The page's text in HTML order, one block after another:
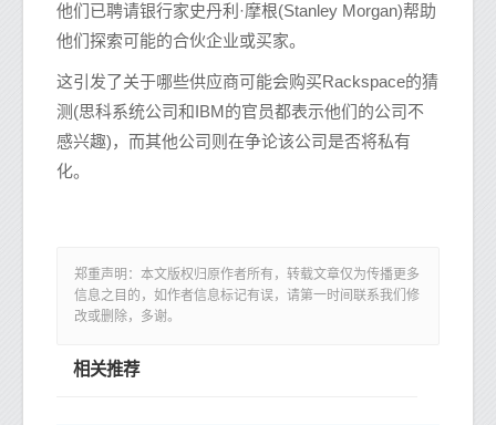
他们已聘请银行家史丹利·摩根(Stanley Morgan)帮助
他们探索可能的合伙企业或买家。
这引发了关于哪些供应商可能会购买Rackspace的猜
测(思科系统公司和IBM的官员都表示他们的公司不
感兴趣)，而其他公司则在争论该公司是否将私有
化。
郑重声明：本文版权归原作者所有，转载文章仅为传播更多
信息之目的，如作者信息标记有误，请第一时间联系我们修
改或删除，多谢。
相关推荐